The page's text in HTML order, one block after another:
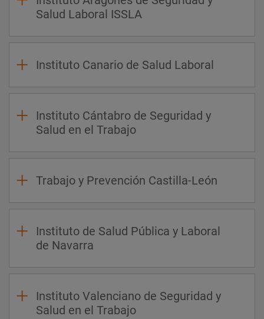
Salud Laboral ISSLA
Instituto Canario de Salud Laboral
Instituto Cántabro de Seguridad y
Salud en el Trabajo
Trabajo y Prevención Castilla-León
Instituto de Salud Pública y Laboral
de Navarra
Instituto Valenciano de Seguridad y
Salud en el Trabajo